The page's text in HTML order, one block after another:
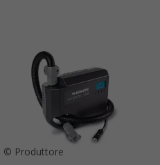
© Produttore